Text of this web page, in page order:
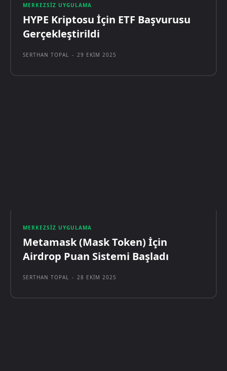
MERKEZSIZ UYGULAMA
HYPE Kriptosu İçin ETF Başvurusu
Gerçekleştirildi
SERTHAN TOPAL - 29 EKIM 2025
MERKEZSIZ UYGULAMA
Metamask (Mask Token) İçin
Airdrop Puan Sistemi Başladı
SERTHAN TOPAL - 28 EKIM 2025